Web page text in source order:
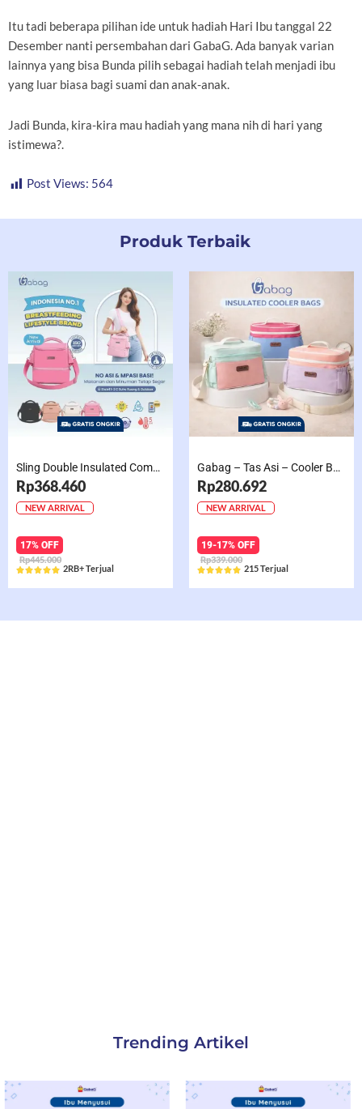
Itu tadi beberapa pilihan ide untuk hadiah Hari Ibu tanggal 22
Desember nanti persembahan dari GabaG. Ada banyak varian
lainnya yang bisa Bunda pilih sebagai hadiah telah menjadi ibu
yang luar biasa bagi suami dan anak-anak.
Jadi Bunda, kira-kira mau hadiah yang mana nih di hari yang
istimewa?.
Post Views: 564
Produk Terbaik
Sling Double Insulated Compartment Cappucino Black, Creamy, Salem, Chocolate
Rp368.460
NEW ARRIVAL
17% OFF
Rp445.000
Rated
2RB+ Terjual
Gabag – Tas Asi – Cooler Bag Sling Single Compartment Mint Grape Bubble
Rp280.692
NEW ARRIVAL
19-17% OFF
Rp339.000
Rated
215 Terjual
Trending Artikel